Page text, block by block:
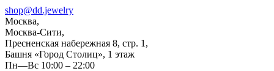
shop@dd.jewelry
Москва,
Москва-Сити,
Пресненская набережная 8, стр. 1,
Башня «Город Столиц», 1 этаж
Пн—Вс 10:00 – 22:00